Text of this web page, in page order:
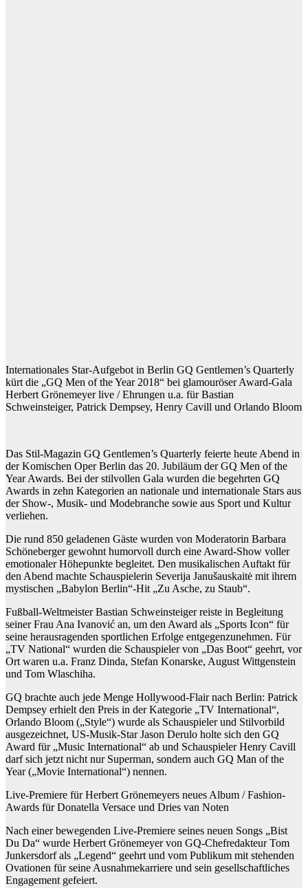
Internationales Star-Aufgebot in Berlin GQ Gentlemen’s Quarterly
kürt die „GQ Men of the Year 2018“ bei glamouröser Award-Gala
Herbert Grönemeyer live / Ehrungen u.a. für Bastian
Schweinsteiger, Patrick Dempsey, Henry Cavill und Orlando Bloom
Das Stil-Magazin GQ Gentlemen’s Quarterly feierte heute Abend in
der Komischen Oper Berlin das 20. Jubiläum der GQ Men of the
Year Awards. Bei der stilvollen Gala wurden die begehrten GQ
Awards in zehn Kategorien an nationale und internationale Stars aus
der Show-, Musik- und Modebranche sowie aus Sport und Kultur
verliehen.
Die rund 850 geladenen Gäste wurden von Moderatorin Barbara
Schöneberger gewohnt humorvoll durch eine Award-Show voller
emotionaler Höhepunkte begleitet. Den musikalischen Auftakt für
den Abend machte Schauspielerin Severija Janušauskaitė mit ihrem
mystischen „Babylon Berlin“-Hit „Zu Asche, zu Staub“.
Fußball-Weltmeister Bastian Schweinsteiger reiste in Begleitung
seiner Frau Ana Ivanović an, um den Award als „Sports Icon“ für
seine herausragenden sportlichen Erfolge entgegenzunehmen. Für
„TV National“ wurden die Schauspieler von „Das Boot“ geehrt, vor
Ort waren u.a. Franz Dinda, Stefan Konarske, August Wittgenstein
und Tom Wlaschiha.
GQ brachte auch jede Menge Hollywood-Flair nach Berlin: Patrick
Dempsey erhielt den Preis in der Kategorie „TV International“,
Orlando Bloom („Style“) wurde als Schauspieler und Stilvorbild
ausgezeichnet, US-Musik-Star Jason Derulo holte sich den GQ
Award für „Music International“ ab und Schauspieler Henry Cavill
darf sich jetzt nicht nur Superman, sondern auch GQ Man of the
Year („Movie International“) nennen.
Live-Premiere für Herbert Grönemeyers neues Album / Fashion-
Awards für Donatella Versace und Dries van Noten
Nach einer bewegenden Live-Premiere seines neuen Songs „Bist
Du Da“ wurde Herbert Grönemeyer von GQ-Chefredakteur Tom
Junkersdorf als „Legend“ geehrt und vom Publikum mit stehenden
Ovationen für seine Ausnahmekarriere und sein gesellschaftliches
Engagement gefeiert.